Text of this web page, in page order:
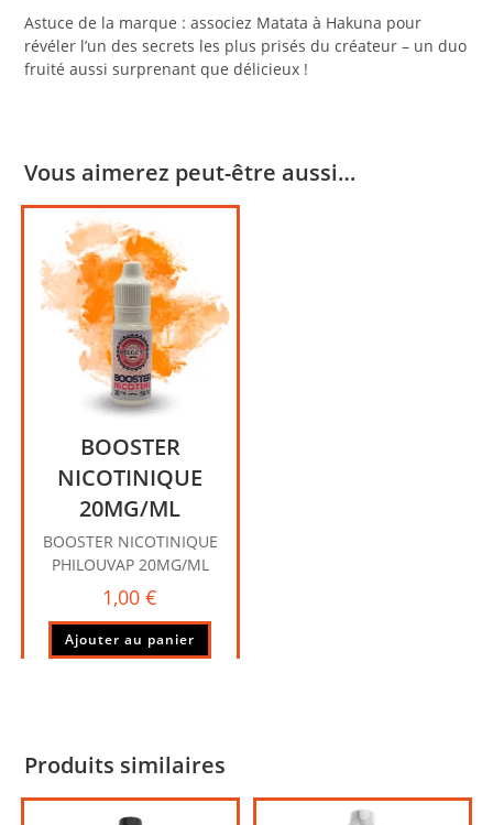
Astuce de la marque : associez Matata à Hakuna pour
révéler l’un des secrets les plus prisés du créateur – un duo
fruité aussi surprenant que délicieux !
Vous aimerez peut-être aussi…
BOOSTER
NICOTINIQUE
20MG/ML
BOOSTER NICOTINIQUE
PHILOUVAP 20MG/ML
1,00€
Ajouter au panier
Produits similaires